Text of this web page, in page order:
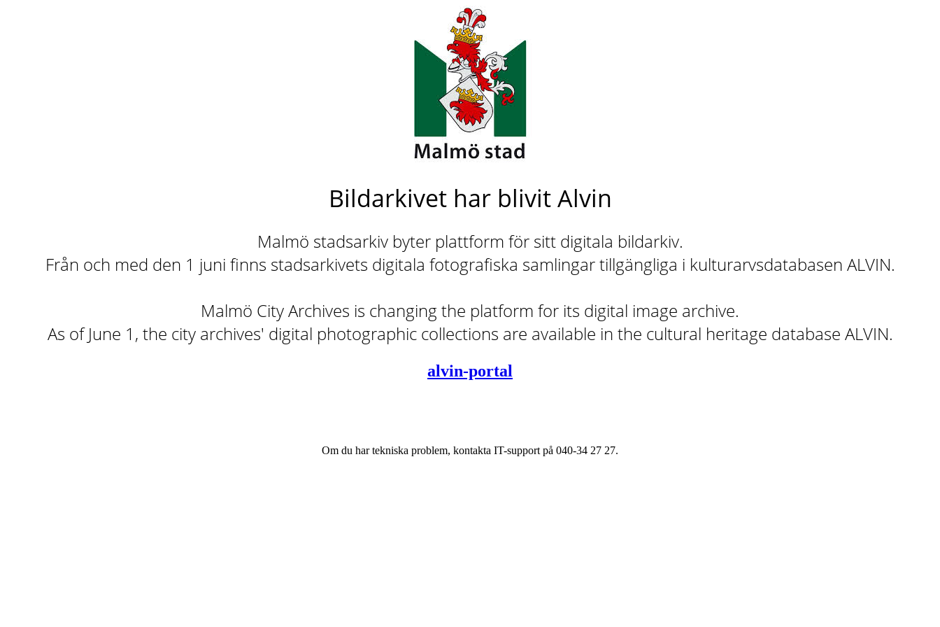
Bildarkivet har blivit Alvin
Malmö stadsarkiv byter plattform för sitt digitala bildarkiv.
Från och med den 1 juni finns stadsarkivets digitala fotografiska samlingar tillgängliga i kulturarvsdatabasen ALVIN.
Malmö City Archives is changing the platform for its digital image archive.
As of June 1, the city archives' digital photographic collections are available in the cultural heritage database ALVIN.
alvin-portal
Om du har tekniska problem, kontakta IT-support på 040-34 27 27.